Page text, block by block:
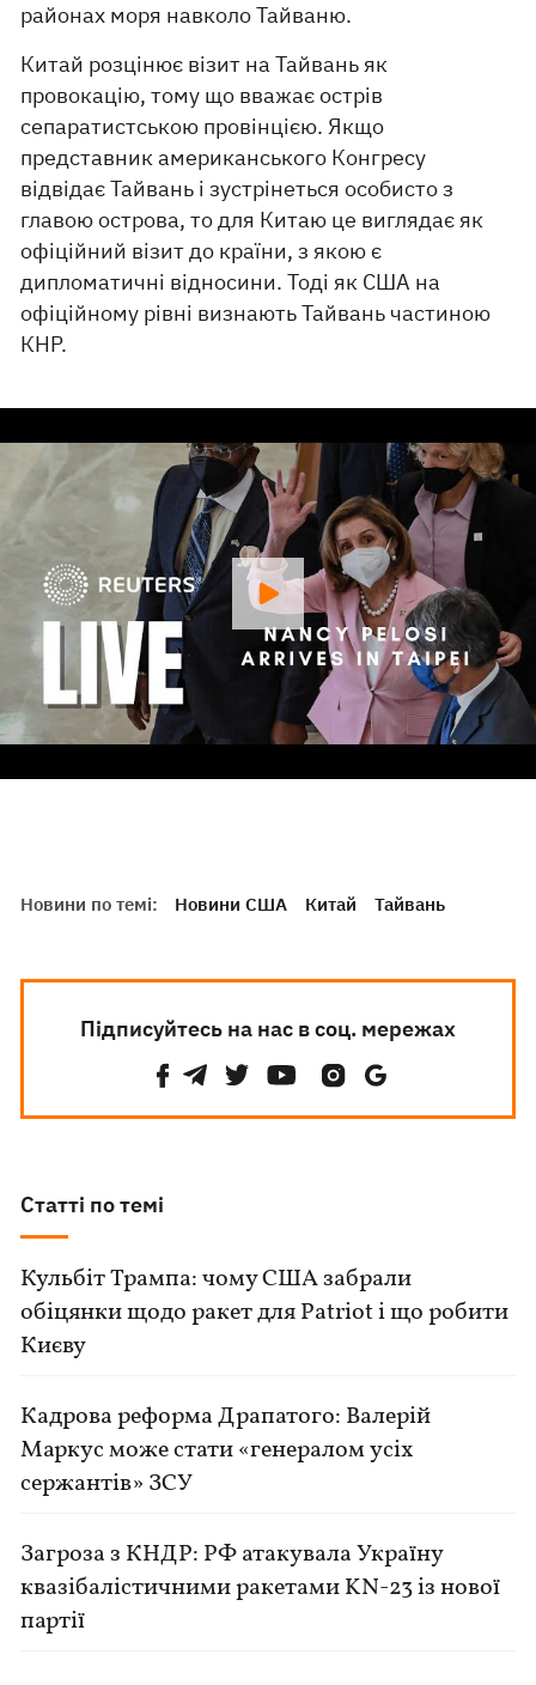
районах моря навколо Тайваню.
Китай розцінює візит на Тайвань як
провокацію, тому що вважає острів
сепаратистською провінцією. Якщо
представник американського Конгресу
відвідає Тайвань і зустрінеться особисто з
главою острова, то для Китаю це виглядає як
офіційний візит до країни, з якою є
дипломатичні відносини. Тоді як США на
офіційному рівні визнають Тайвань частиною
КНР.
Новини по темі: Новини США Китай Тайвань
Підписуйтесь на нас в соц. мережах
Статті по темі
Кульбіт Трампа: чому США забрали
обіцянки щодо ракет для Patriot і що робити
Києву
Кадрова реформа Драпатого: Валерій
Маркус може стати «генералом усіх
сержантів» ЗСУ
Загроза з КНДР: РФ атакувала Україну
квазібалістичними ракетами KN-23 із нової
партії